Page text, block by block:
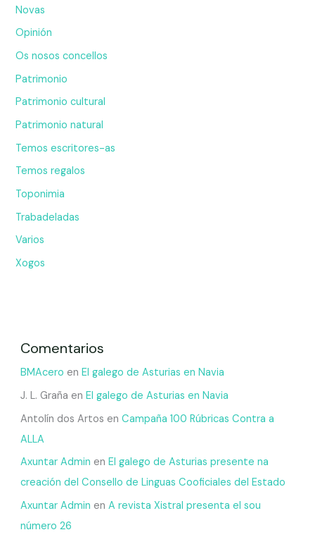
Novas
Opinión
Os nosos concellos
Patrimonio
Patrimonio cultural
Patrimonio natural
Temos escritores-as
Temos regalos
Toponimia
Trabadeladas
Varios
Xogos
Comentarios
BMAcero en El galego de Asturias en Navia
J. L. Graña en El galego de Asturias en Navia
Antolín dos Artos en Campaña 100 Rúbricas Contra a
ALLA
Axuntar Admin en El galego de Asturias presente na
creación del Consello de Linguas Cooficiales del Estado
Axuntar Admin en A revista Xistral presenta el sou
número 26